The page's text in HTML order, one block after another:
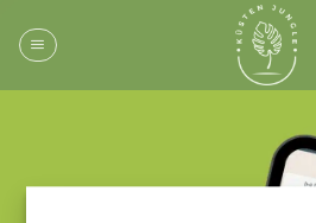
Inhalt
springen